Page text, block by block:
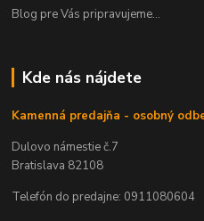
Blog pre Vás pripravujeme...
Kde nás nájdete
Kamenná predajňa - osobný
Dulovo námestie č.7
Bratislava 82108
Telefón do predajne: 0911080604